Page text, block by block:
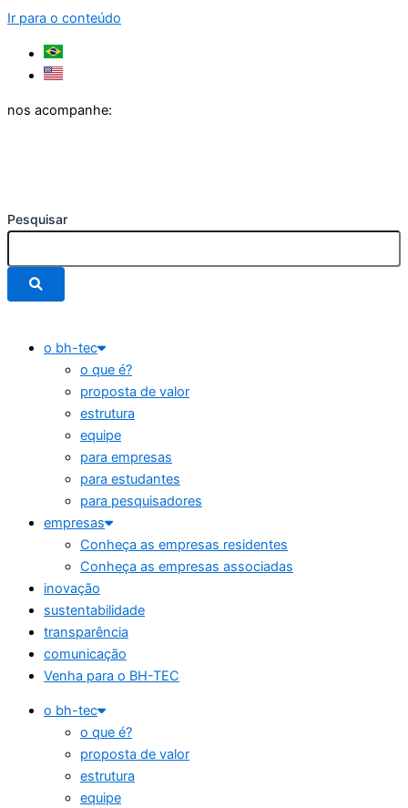
Ir para o conteúdo
nos acompanhe:
Pesquisar
o bh-tec
o que é?
proposta de valor
estrutura
equipe
para empresas
para estudantes
para pesquisadores
empresas
Conheça as empresas residentes
Conheça as empresas associadas
inovação
sustentabilidade
transparência
comunicação
Venha para o BH-TEC
o bh-tec
o que é?
proposta de valor
estrutura
equipe